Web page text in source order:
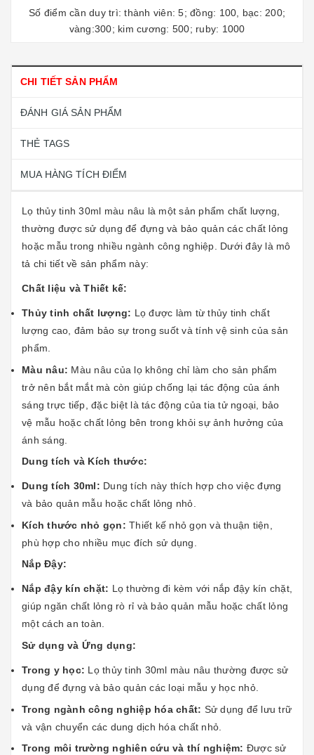
Số điểm cần duy trì: thành viên: 5; đồng: 100, bạc: 200;
vàng:300; kim cương: 500; ruby: 1000
CHI TIẾT SẢN PHẨM
ĐÁNH GIÁ SẢN PHẨM
THẺ TAGS
MUA HÀNG TÍCH ĐIỂM
Lọ thủy tinh 30ml màu nâu là một sản phẩm chất lượng,
thường được sử dụng để đựng và bảo quản các chất lỏng
hoặc mẫu trong nhiều ngành công nghiệp. Dưới đây là mô
tả chi tiết về sản phẩm này:
Chất liệu và Thiết kế:
Thủy tinh chất lượng: Lọ được làm từ thủy tinh chất
lượng cao, đảm bảo sự trong suốt và tính vệ sinh của sản
phẩm.
Màu nâu: Màu nâu của lọ không chỉ làm cho sản phẩm
trở nên bắt mắt mà còn giúp chống lại tác động của ánh
sáng trực tiếp, đặc biệt là tác động của tia tử ngoại, bảo
vệ mẫu hoặc chất lỏng bên trong khỏi sự ảnh hưởng của
ánh sáng.
Dung tích và Kích thước:
Dung tích 30ml: Dung tích này thích hợp cho việc đựng
và bảo quản mẫu hoặc chất lỏng nhỏ.
Kích thước nhỏ gọn: Thiết kế nhỏ gọn và thuận tiện,
phù hợp cho nhiều mục đích sử dụng.
Nắp Đậy:
Nắp đậy kín chặt: Lọ thường đi kèm với nắp đậy kín chặt,
giúp ngăn chất lỏng rò rỉ và bảo quản mẫu hoặc chất lỏng
một cách an toàn.
Sử dụng và Ứng dụng:
Trong y học: Lọ thủy tinh 30ml màu nâu thường được sử
dụng để đựng và bảo quản các loại mẫu y học nhỏ.
Trong ngành công nghiệp hóa chất: Sử dụng để lưu trữ
và vận chuyển các dung dịch hóa chất nhỏ.
Trong môi trường nghiên cứu và thí nghiệm: Được sử